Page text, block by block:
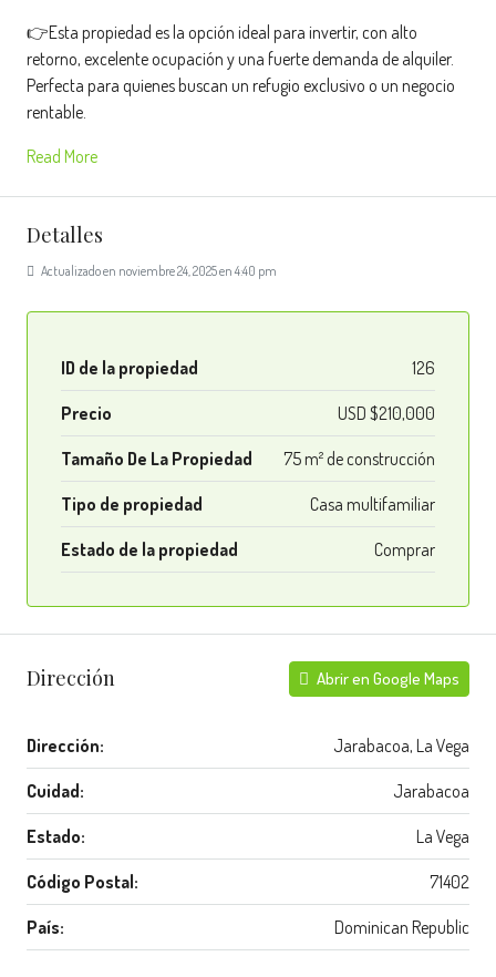
👉Esta propiedad es la opción ideal para invertir, con alto
retorno, excelente ocupación y una fuerte demanda de alquiler.
Perfecta para quienes buscan un refugio exclusivo o un negocio
rentable.
Read More
Detalles
Actualizado en noviembre 24, 2025 en 4:40 pm
ID de la propiedad 126
Precio USD $210,000
Tamaño De La Propiedad 75 m² de construcción
Tipo de propiedad Casa multifamiliar
Estado de la propiedad Comprar
Dirección Abrir en Google Maps
Dirección: Jarabacoa, La Vega
Cuidad: Jarabacoa
Estado: La Vega
Código Postal: 71402
País: Dominican Republic